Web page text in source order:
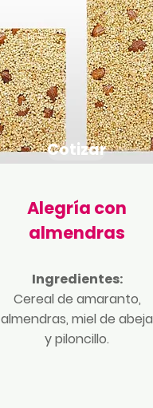
Cotizar
Alegría con
almendras
Ingredientes:
Cereal de amaranto,
almendras, miel de abeja
y piloncillo.